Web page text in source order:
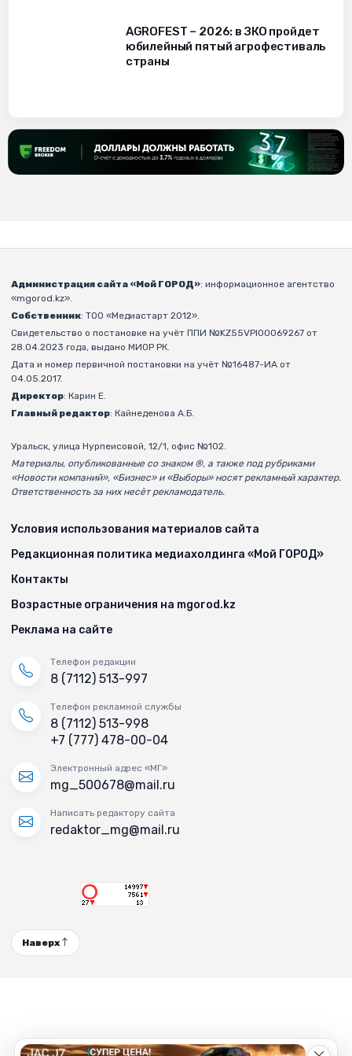
AGROFEST – 2026: в ЗКО пройдет
юбилейный пятый агрофестиваль
страны
Администрация сайта «Мой ГОРОД»: информационное агентство
«mgorod.kz».
Собственник: ТОО «Медиастарт 2012».
Свидетельство о постановке на учёт ППИ №KZ55VPI00069267 от
28.04.2023 года, выдано МИОР РК.
Дата и номер первичной постановки на учёт №16487-ИА от
04.05.2017.
Директор: Карин Е.
Главный редактор: Кайнеденова А.Б.
Уральск, улица Нурпеисовой, 12/1, офис №102.
Материалы, опубликованные со знаком ®, а также под рубриками
«Новости компаний», «Бизнес» и «Выборы» носят рекламный характер.
Ответственность за них несёт рекламодатель.
Условия использования материалов сайта
Редакционная политика медиахолдинга «Мой ГОРОД»
Контакты
Возрастные ограничения на mgorod.kz
Реклама на сайте
Телефон редакции
8 (7112) 513-997
Телефон рекламной службы
8 (7112) 513-998
+7 (777) 478-00-04
Электронный адрес «МГ»
mg_500678@mail.ru
Написать редактору сайта
redaktor_mg@mail.ru
Наверх